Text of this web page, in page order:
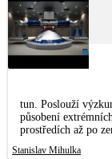
tun. Poslouží
působení
prostředích až po
Stanislav Mihulka